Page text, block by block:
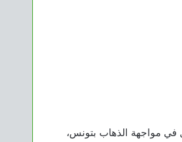
فريق الترجي أحد يومي 11 و12 مايو المقبل في مواجهة الذهاب بتونس،